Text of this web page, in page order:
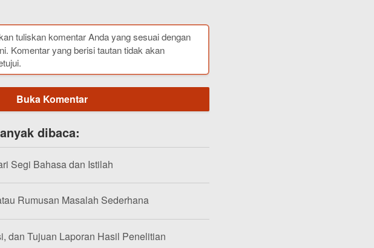
tuliskan komentar Anda yang sesuai dengan
Komentar yang berisi tautan tidak akan
Buka Komentar
dibaca:
Segi Bahasa dan Istilah
Rumusan Masalah Sederhana
dan Tujuan Laporan Hasil Penelitian